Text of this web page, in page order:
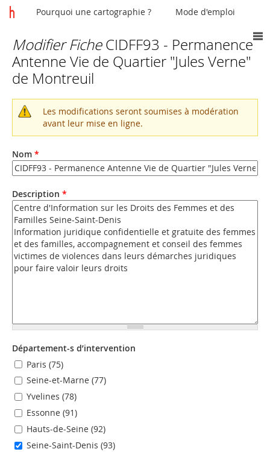
Vous
êtes
ici
Modifier FicheCIDFF93 - Permanence
Antenne Vie de Quartier "Jules Verne"
de Montreuil
Message
d'avertissement
Les modifications seront soumises à modération
avant leur mise en ligne.
Nom *
Description *
Département-s d’intervention
Paris (75)
Seine-et-Marne (77)
Yvelines (78)
Essonne (91)
Hauts-de-Seine (92)
Seine-Saint-Denis (93)
Pourquoi une cartographie ? Mode d'emploi